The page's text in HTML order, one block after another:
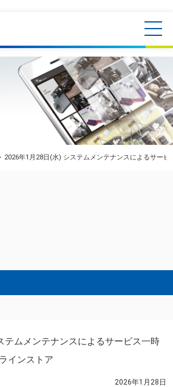
2026年1月28日(水) システムメンテナンスによるサー
テムメンテナンスによるサービス一時
インストア
2026年1月28日